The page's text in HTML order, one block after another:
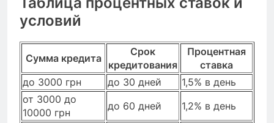
условий
Сумма кредита
Срок
кредитования
Процентная
ставка
до 3000 грн
до 30 дней
1,5% в день
от 3000 до
10000 грн
до 60 дней
1,2% в день